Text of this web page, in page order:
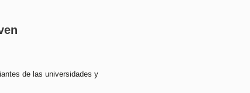
de las universidades y